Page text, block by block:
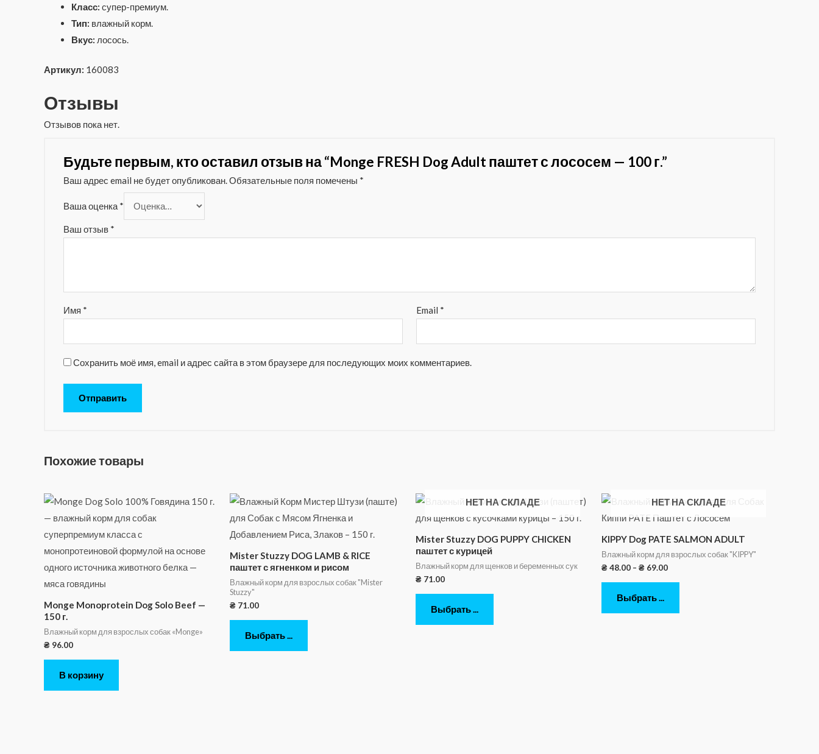
Класс: супер-премиум.
Тип: влажный корм.
Вкус: лосось.
Артикул: 160083
Отзывы
Отзывов пока нет.
Будьте первым, кто оставил отзыв на “Monge FRESH Dog Adult паштет с лососем — 100 г.”
Ваш адрес email не будет опубликован.Обязательные поля помечены *
Ваша оценка *
Ваш отзыв *
Имя * Email *
Сохранить моё имя, email и адрес сайта в этом браузере для последующих моих комментариев.
Похожие товары
Monge Monoprotein Dog Solo Beef —
150 г.
Влажный корм для взрослых собак «Monge»
₴ 96.00
В корзину
Mister Stuzzy DOG LAMB & RICE
паштет с ягненком и рисом
Влажный корм для взрослых собак "Mister
Stuzzy"
₴ 71.00
Выбрать ...
НЕТ НА СКЛАДЕ
Mister Stuzzy DOG PUPPY CHICKEN
паштет с курицей
Влажный корм для щенков и беременных сук
₴ 71.00
Выбрать ...
НЕТ НА СКЛАДЕ
KIPPY Dog PATE SALMON ADULT
Влажный корм для взрослых собак "KIPPY"
₴ 48.00 – ₴ 69.00
Выбрать ...